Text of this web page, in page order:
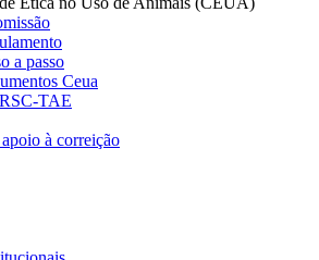
a passo
Ceua
TAE
à correição